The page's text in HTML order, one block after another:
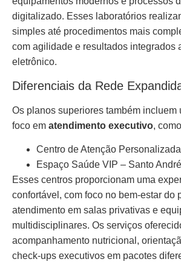
digitalizado. Esses laboratórios
simples até procedimentos mais
com agilidade e resultados integrados
eletrônico.
Diferenciais da Rede
Os planos superiores também incluem
foco em atendimento executivo,
Centro de Atenção
Espaço Saúde VIP – Santo
Esses centros proporcionam uma
confortável, com foco no bem-estar do
atendimento em salas privativas e
multidisciplinares. Os serviços
acompanhamento nutricional,
check-ups executivos em pacotes